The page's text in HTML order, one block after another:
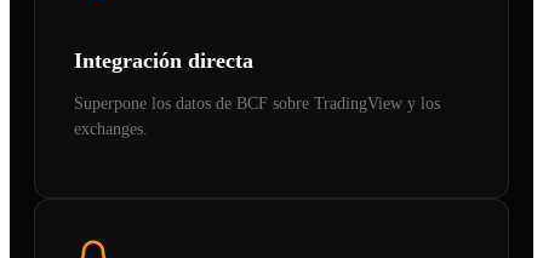
Integración directa
Superpone los datos de BCF sobre TradingView y los
exchanges.